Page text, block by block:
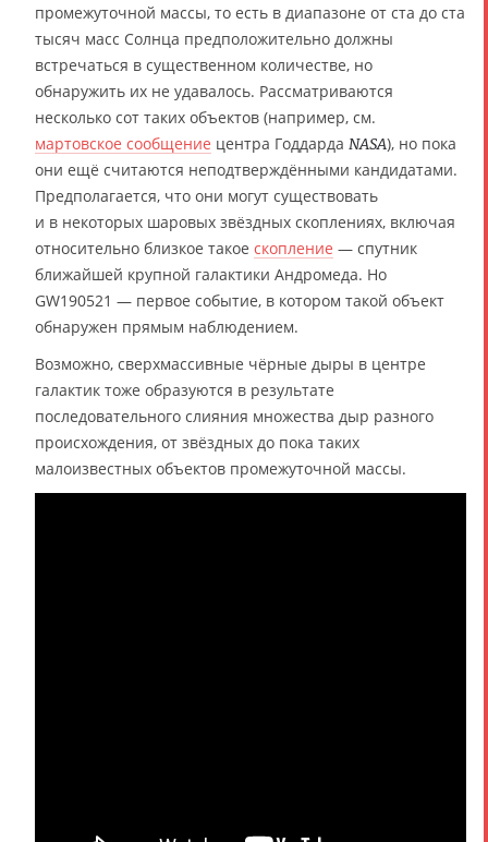
промежуточной массы, то есть в диапазоне от ста до ста
тысяч масс Солнца предположительно должны
встречаться в существенном количестве, но
обнаружить их не удавалось. Рассматриваются
несколько сот таких объектов (например, см.
мартовское сообщение центра Годдарда NASA), но пока
они ещё считаются неподтверждёнными кандидатами.
Предполагается, что они могут существовать
и в некоторых шаровых звёздных скоплениях, включая
относительно близкое такое скопление — спутник
ближайшей крупной галактики Андромеда. Но
GW190521 — первое событие, в котором такой объект
обнаружен прямым наблюдением.
Возможно, сверхмассивные чёрные дыры в центре
галактик тоже образуются в результате
последовательного слияния множества дыр разного
происхождения, от звёздных до пока таких
малоизвестных объектов промежуточной массы.